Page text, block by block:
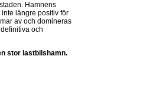
Hamnens
längre positiv för
av och domineras
och
stor lastbilshamn.